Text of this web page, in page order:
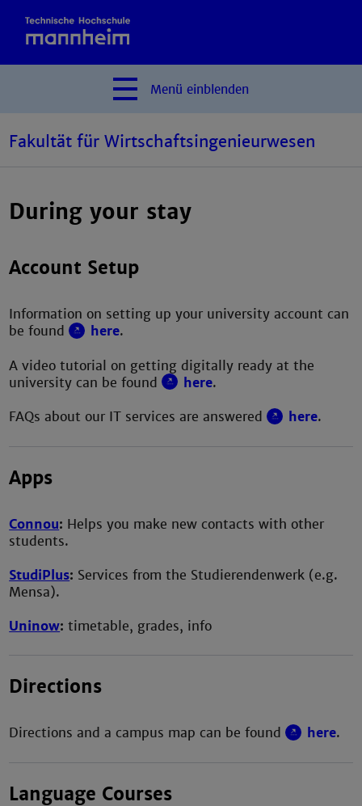
Menü einblenden
Fakultät für Wirtschaftsingenieurwesen
During your stay
Account Setup
Information on setting up your university account can
be found
here.
A video tutorial on getting digitally ready at the
university can be found
here.
FAQs about our IT services are answered here.
Apps
Connou: Helps you make new contacts with other
students.
StudiPlus: Services from the Studierendenwerk (e.g.
Mensa).
Uninow:timetable, grades, info
Directions
Directions and a campus map can be found here.
Language Courses